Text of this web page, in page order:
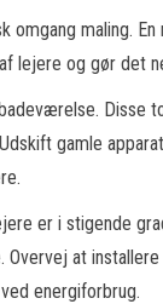
maling.
lejere og gør det
gamle
er i stigende
at
energiforbrug.